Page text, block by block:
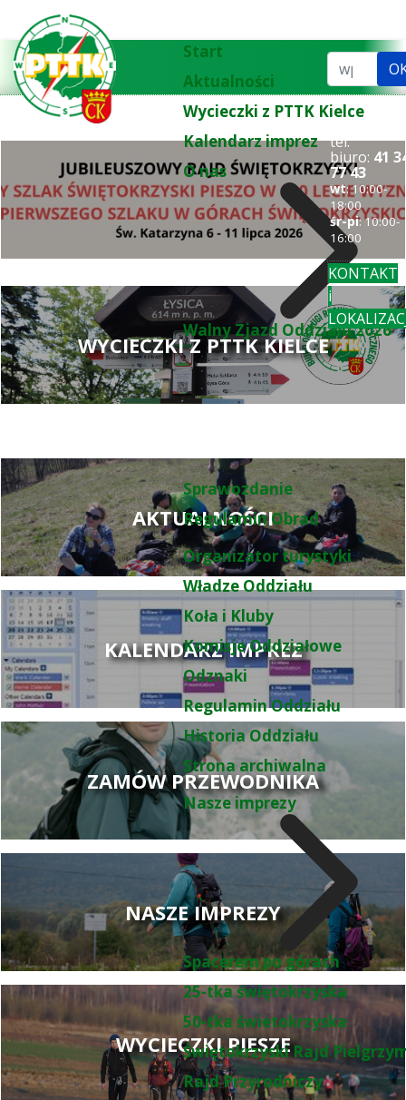
Start
Aktualności
Wycieczki z PTTK Kielce
Kalendarz imprez
O nas
Walny Zjazd Oddziału 2026
Sprawozdanie
Regulamin Obrad
Organizator turystyki
Władze Oddziału
Koła i Kluby
Komisje Oddziałowe
Odznaki
Regulamin Oddziału
Historia Oddziału
Strona archiwalna
Nasze imprezy
Spacerem po górach
25-tka świętokrzyska
50-tka świetokrzyska
Świętokrzyski Rajd
Rajd Przyrodniczy
Szukaj...
tel.
biuro: 41
77 43
wt: 10:00-
18:00
śr-pi: 10:00-
16:00
KONTAKT
i
WYCIECZKI Z PTTK KIELCE
AKTUALNOŚCI
KALENDARZ IMPREZ
ZAMÓW PRZEWODNIKA
NASZE IMPREZY
WYCIECZKI PIESZE